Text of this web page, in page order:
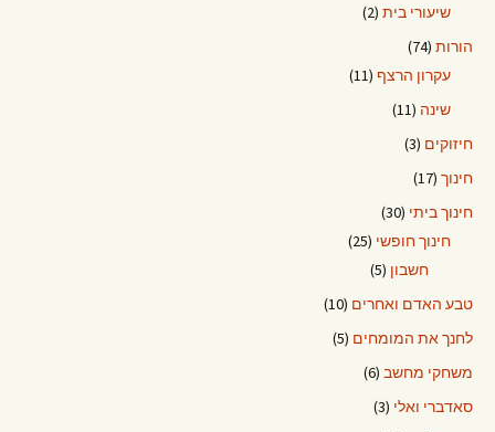
שיעורי בית (2)
הורות (74)
עקרון הרצף (11)
שינה (11)
חיזוקים (3)
חינוך (17)
חינוך ביתי (30)
חינוך חופשי (25)
חשבון (5)
טבע האדם ואחרים (10)
לחנך את המומחים (5)
משחקי מחשב (6)
סאדברי ואלי (3)